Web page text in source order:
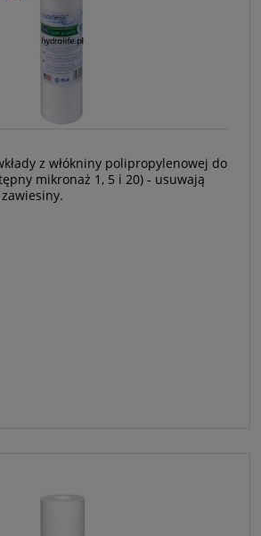
z włókniny polipropylenowej do
mikronaż 1, 5 i 20) - usuwają